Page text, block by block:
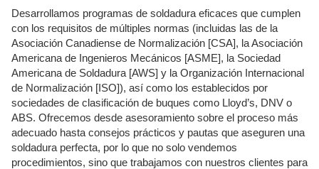
Desarrollamos programas de soldadura eficaces que cumplen
con los requisitos de múltiples normas (incluidas las de la
Asociación Canadiense de Normalización [CSA], la Asociación
Americana de Ingenieros Mecánicos [ASME], la Sociedad
Americana de Soldadura [AWS] y la Organización Internacional
de Normalización [ISO]), así como los establecidos por
sociedades de clasificación de buques como Lloyd’s, DNV o
ABS. Ofrecemos desde asesoramiento sobre el proceso más
adecuado hasta consejos prácticos y pautas que aseguren una
soldadura perfecta, por lo que no solo vendemos
procedimientos, sino que trabajamos con nuestros clientes para